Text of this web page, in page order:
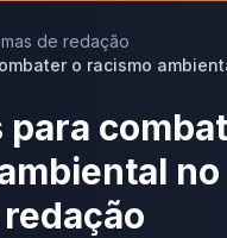
de redação
o racismo
para
no